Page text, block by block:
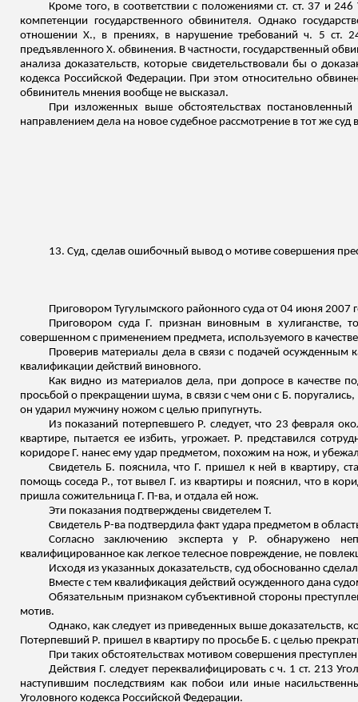
Кроме того, в соответствии с положениями ст. ст. 37 и
компетенции государственного обвинителя. Однако
отношении Х., в прениях, в нарушение требований ч. 5 ст.
предъявленного Х. обвинения. В частности, государственный
анализа доказательств, которые свидетельствовали бы о
кодекса Российской Федерации. При этом относительно
обвинитель мнения вообще не высказал.
При изложенных выше обстоятельствах
направлением дела на новое судебное рассмотрение в тот же суд
13. Суд, сделав ошибочный вывод о мотиве совершения
Приговором Тугулымского районного суда от 04 июня 2007
Приговором суда Г. признан виновным в хулиганстве,
совершенном с применением предмета, используемого в
Проверив материалы дела в связи с подачей
квалификации действий виновного.
Как видно из материалов дела, при допросе в качестве
просьбой о прекращении шума, в связи с чем они с Б.
он ударил мужчину ножом с целью припугнуть.
Из показаний потерпевшего Р. следует, что 23 февраля
квартире, пытается ее избить, угрожает. Р. представился
коридоре Г. нанес ему удар предметом, похожим на нож, и
Свидетель Б. пояснила, что Г. пришел к ней в квартиру,
помощь соседа Р., тот вывел Г. из квартиры и пояснил, что в
пришла сожительница Г. П-ва, и отдала ей нож.
Эти показания подтверждены свидетелем Т.
Свидетель Р-ва подтвердила факт удара предметом в
Согласно заключению эксперта у Р. обнаружено
квалифицированное как легкое телесное повреждение, не
Исходя из указанных доказательств, суд обоснованно
Вместе с тем квалификация действий осужденного дана
Обязательным признаком субъективной стороны
мотив.
Однако, как следует из приведенных выше доказательств,
Потерпевший Р. пришел в квартиру по просьбе Б. с целью
При таких обстоятельствах мотивом совершения
Действия Г. следует переквалифицировать с ч. 1 ст. 213
наступившим последствиям как побои или иные
Уголовного кодекса Российской Федерации.